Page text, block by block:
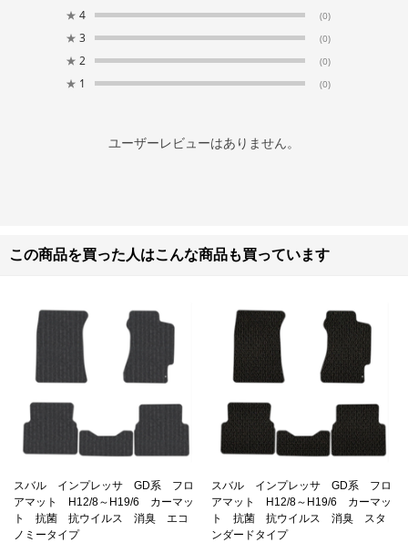
★ 4 (0)
★ 3 (0)
★ 2 (0)
★ 1 (0)
ユーザーレビューはありません。
この商品を買った人はこんな商品も買っています
スバル インプレッサ GD系 フロ
アマット H12/8～H19/6 カーマッ
ト 抗菌 抗ウイルス 消臭 エコ
ノミータイプ
スバル インプレッサ GD系 フロ
アマット H12/8～H19/6 カーマッ
ト 抗菌 抗ウイルス 消臭 スタ
ンダードタイプ